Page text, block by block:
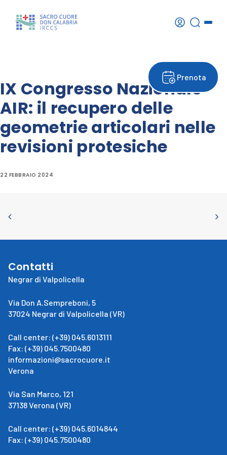
Prenota
IX Congresso Nazionale
AIR: il recupero delle
geometrie articolari nelle
revisioni protesiche
22 FEBBRAIO 2024
Contatti
Negrar di Valpolicella
Via Don A.Sempreboni, 5
37024 Negrar di Valpolicella (VR)
Call center: (+39) 045.6013111
Fax: (+39) 045.7500480
informazioni@sacrocuore.it
Verona
Via San Marco, 121
37138 Verona (VR)
Call center: (+39) 045.6014844
Fax: (+39) 045.7500480